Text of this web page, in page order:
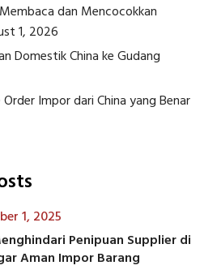
dan Mencocokkan
1, 2026
Domestik China ke Gudang
Impor dari China yang Benar
1, 2025
Penipuan Supplier di
Aman Impor Barang